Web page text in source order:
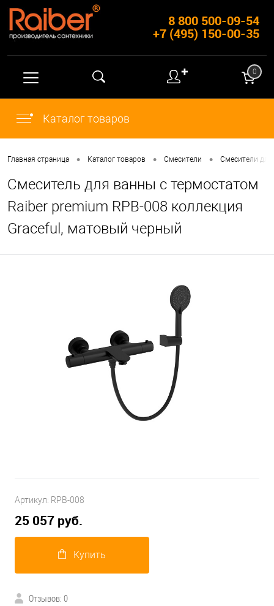
8 800 500-09-54
+7 (495) 150-00-35
✚ 0
Каталог товаров
Главная страница • Каталог товаров • Смесители • Смесители
Cмеситель для ванны с термостатом
Raiber premium RPB-008 коллекция
Graceful, матовый черный
Артикул: RPB-008
25 057 руб.
Купить
Отзывов: 0